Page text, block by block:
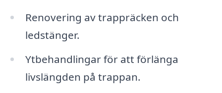
Renovering av trappräcken och
ledstänger.
Ytbehandlingar för att förlänga
livslängden på trappan.